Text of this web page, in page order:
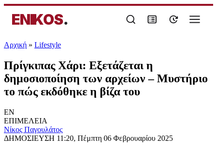
ENIKOS.
Αρχική » Lifestyle
Πρίγκιπας Χάρι: Εξετάζεται η
δημοσιοποίηση των αρχείων – Μυστήριο
το πώς εκδόθηκε η βίζα του
EN
ΕΠΙΜΕΛΕΙΑ
Νίκος Παγουλάτος
ΔΗΜΟΣΙΕΥΣΗ 11:20, Πέμπτη 06 Φεβρουαρίου 2025